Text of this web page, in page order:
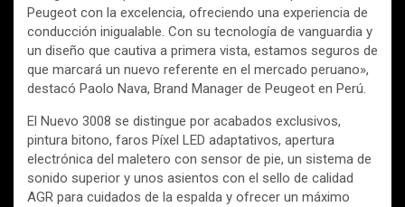
Peugeot con la excelencia, ofreciendo una experiencia de
conducción inigualable. Con su tecnología de vanguardia y
un diseño que cautiva a primera vista, estamos seguros de
que marcará un nuevo referente en el mercado peruano»,
destacó Paolo Nava, Brand Manager de Peugeot en Perú.
El Nuevo 3008 se distingue por acabados exclusivos,
pintura bitono, faros Píxel LED adaptativos, apertura
electrónica del maletero con sensor de pie, un sistema de
sonido superior y unos asientos con el sello de calidad
AGR para cuidados de la espalda y ofrecer un máximo